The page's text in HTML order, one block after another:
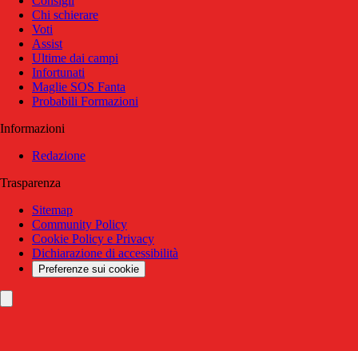
Chi schierare
Voti
Assist
Ultime dai campi
Infortunati
Maglie SOS Fanta
Probabili Formazioni
Informazioni
Redazione
Trasparenza
Sitemap
Community Policy
Cookie Policy e Privacy
Dichiarazione di accessibilità
Preferenze sui cookie